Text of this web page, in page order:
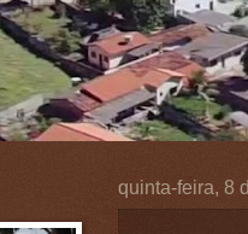
quinta-feira, 8